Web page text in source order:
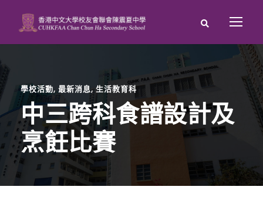
學校活動, 最新消息, 生活教育科
中三跨科食譜設計及
烹飪比賽